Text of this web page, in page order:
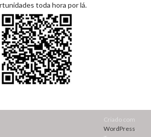
toda hora por lá.
Criado com
WordPress.